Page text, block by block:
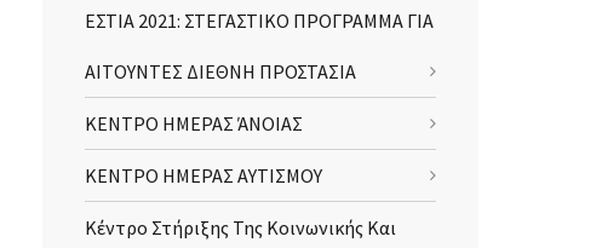
ΕΣΤΙΑ 2021: ΣΤΕΓΑΣΤΙΚΟ ΠΡΟΓΡΑΜΜΑ ΓΙΑ
ΑΙΤΟΥΝΤΕΣ ΔΙΕΘΝΗ ΠΡΟΣΤΑΣΙΑ
ΚΕΝΤΡΟ ΗΜΕΡΑΣ ΆΝΟΙΑΣ
ΚΕΝΤΡΟ ΗΜΕΡΑΣ ΑΥΤΙΣΜΟΥ
Κέντρο Στήριξης Της Κοινωνικής Και